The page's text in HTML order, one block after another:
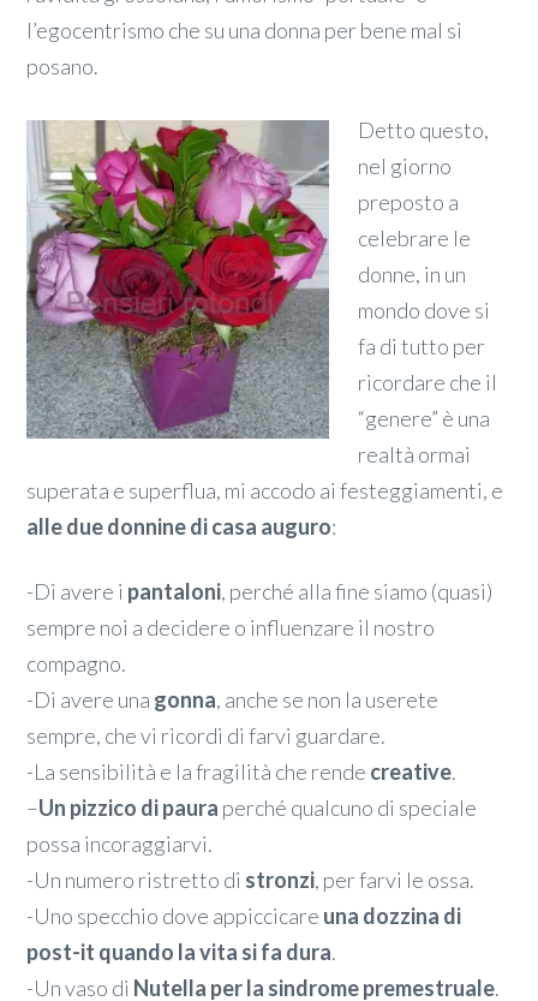
l’egocentrismo che su una donna per bene mal si
posano.
Detto questo,
nel giorno
preposto a
celebrare le
donne, in un
mondo dove si
fa di tutto per
ricordare che il
“genere” è una
realtà ormai
superata e superflua, mi accodo ai festeggiamenti, e
alle due donnine di casa auguro:
-Di avere i pantaloni, perché alla fine siamo (quasi)
sempre noi a decidere o influenzare il nostro
compagno.
-Di avere una gonna, anche se non la userete
sempre, che vi ricordi di farvi guardare.
-La sensibilità e la fragilità che rende creative.
–Un pizzico di paura perché qualcuno di speciale
possa incoraggiarvi.
-Un numero ristretto di stronzi, per farvi le ossa.
-Uno specchio dove appiccicare una dozzina di
post-it quando la vita si fa dura.
-Un vaso di Nutella per la sindrome premestruale.